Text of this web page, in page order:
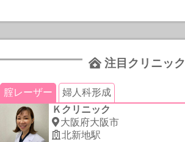
注目クリニック
腟レーザー
婦人科形成
Ｋクリニック
大阪府大阪市
北新地駅